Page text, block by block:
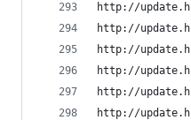
http://
http://
http://
http://
http://
http://